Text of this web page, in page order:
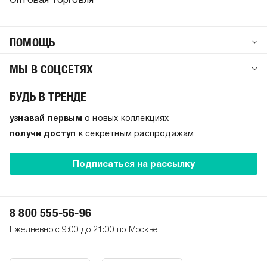
ПОМОЩЬ
МЫ В СОЦСЕТЯХ
БУДЬ В ТРЕНДЕ
узнавай первым о новых коллекциях
получи доступ
к секретным распродажам
Подписаться на рассылку
8 800 555-56-96
Ежедневно с 9:00 до 21:00 по Москве